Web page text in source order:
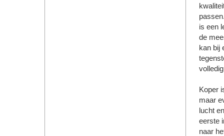
is een
de
kan bij
Koper
maar
lucht
eerste
naar